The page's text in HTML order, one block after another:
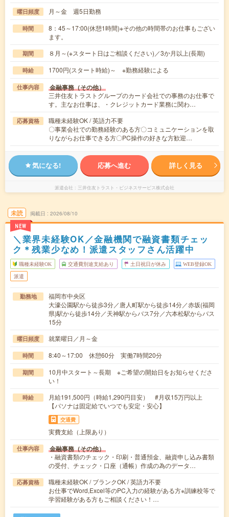
曜日頻度 月～金 週5日勤務
時間
8：45～17:00(休憩1時間)※その他の時間帯のお仕事もござい
ます。
期間 ８月～(※スタート日はご相談ください)／3か月以上(長期)
時給 1700円(スタート時給)～ ※勤務経験による
仕事内容 金融事務（その他）
三井住友トラストグループのカード会社での事務のお仕事で
す。主なお仕事は、・クレジットカード業務に関わ…
応募資格
職種未経験OK / 英語力不要
〇事業会社での勤務経験のある方〇コミュニケーションを取
りながらお仕事できる方〇PC操作の好きな方歓迎…
気になる! 応募へ進む 詳しく見る
派遣会社 三井住友トラスト・ビジネスサービス株式会社
未読
NEW
掲載日 2026/08/10
＼業界未経験OK／金融機関で融資書類チェッ
ク＊残業少なめ！派遣スタッフさん活躍中
職種未経験OK 交通費別途支給あり 土日祝日が休み WEB登録OK
派遣
勤務地
福岡市中央区
大濠公園駅から徒歩3分／唐人町駅から徒歩14分／赤坂(福岡
県)駅から徒歩14分／天神駅からバス7分／六本松駅からバス
15分
曜日頻度 就業曜日／月～金
時間 8:40～17:00 休憩60分 実働7時間20分
期間
10月中スタート～長期 ※ご希望の開始日をお知らせくださ
い！
時給
月給191,500円（時給1,290円目安） #月収15万円以上
【パソナは固定給でいつでも安定・安心】
交通費
実費支給（上限あり）
仕事内容 金融事務（その他）
・融資書類のチェック・印刷・普通預金、融資申し込み書類
の受付、チェック・口座（通帳）作成の為のデータ…
応募資格
職種未経験OK / ブランクOK / 英語力不要
お仕事でWord,Excel等のPC入力の経験がある方※訓練校等で
学習経験がある方もご相談ください！…